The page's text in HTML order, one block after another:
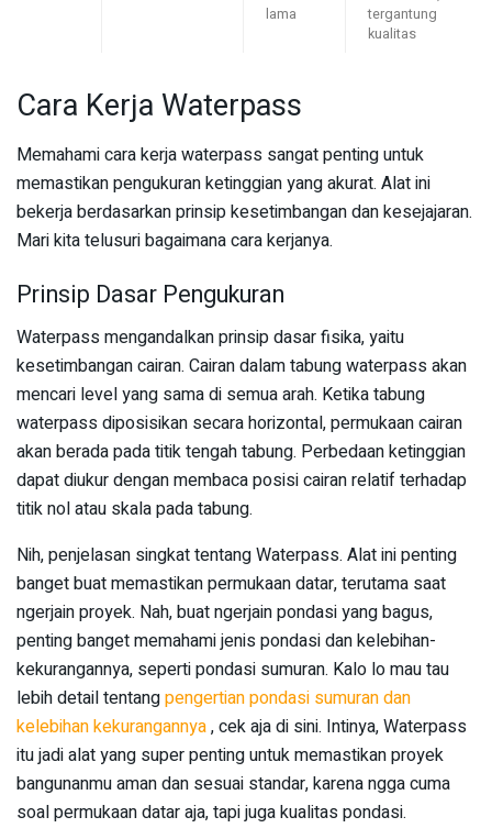
lama
tergantung
kualitas
Cara Kerja Waterpass
Memahami cara kerja waterpass sangat penting untuk
memastikan pengukuran ketinggian yang akurat. Alat ini
bekerja berdasarkan prinsip kesetimbangan dan kesejajaran.
Mari kita telusuri bagaimana cara kerjanya.
Prinsip Dasar Pengukuran
Waterpass mengandalkan prinsip dasar fisika, yaitu
kesetimbangan cairan. Cairan dalam tabung waterpass akan
mencari level yang sama di semua arah. Ketika tabung
waterpass diposisikan secara horizontal, permukaan cairan
akan berada pada titik tengah tabung. Perbedaan ketinggian
dapat diukur dengan membaca posisi cairan relatif terhadap
titik nol atau skala pada tabung.
Nih, penjelasan singkat tentang Waterpass. Alat ini penting
banget buat memastikan permukaan datar, terutama saat
ngerjain proyek. Nah, buat ngerjain pondasi yang bagus,
penting banget memahami jenis pondasi dan kelebihan-
kekurangannya, seperti pondasi sumuran. Kalo lo mau tau
lebih detail tentangpengertian pondasi sumuran dan
kelebihan kekurangannya, cek aja di sini. Intinya, Waterpass
itu jadi alat yang super penting untuk memastikan proyek
bangunanmu aman dan sesuai standar, karena ngga cuma
soal permukaan datar aja, tapi juga kualitas pondasi.